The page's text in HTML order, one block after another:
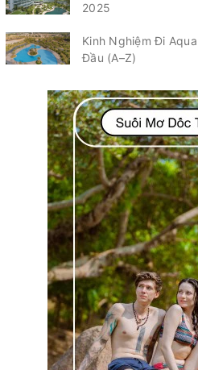
2025
Kinh Nghiệm Đi
Đầu (A–Z)